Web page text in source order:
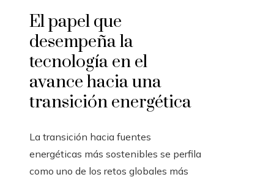
El papel que
desempeña la
tecnología en el
avance hacia una
transición energética
La transición hacia fuentes
energéticas más sostenibles se perfila
como uno de los retos globales más